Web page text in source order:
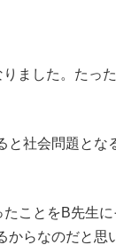
ました。たっ
社会問題とな
ことをB先生
らなのだと思